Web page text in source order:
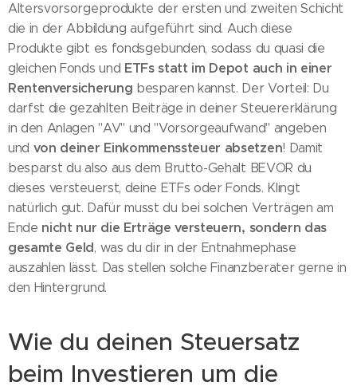
Altersvorsorgeprodukte der ersten und zweiten Schicht
die in der Abbildung aufgeführt sind. Auch diese
Produkte gibt es fondsgebunden, sodass du quasi die
gleichen Fonds und ETFs statt im Depot auch in einer
Rentenversicherung besparen kannst. Der Vorteil: Du
darfst die gezahlten Beiträge in deiner Steuererklärung
in den Anlagen "AV" und "Vorsorgeaufwand" angeben
und von deiner Einkommenssteuer absetzen! Damit
besparst du also aus dem Brutto-Gehalt BEVOR du
dieses versteuerst, deine ETFs oder Fonds. Klingt
natürlich gut. Dafür musst du bei solchen Verträgen am
Ende nicht nur die Erträge versteuern, sondern das
gesamte Geld, was du dir in der Entnahmephase
auszahlen lässt. Das stellen solche Finanzberater gerne in
den Hintergrund.
Wie du deinen Steuersatz
beim Investieren um die